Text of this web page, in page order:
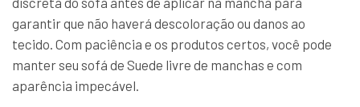
garantir que não haverá descoloração ou danos ao
tecido. Com paciência e os produtos certos, você pode
manter seu sofá de Suede livre de manchas e com
aparência impecável.